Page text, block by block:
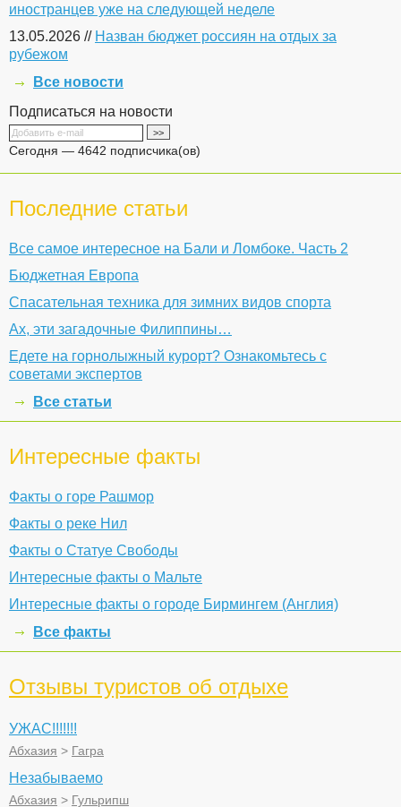
иностранцев уже на следующей неделе
13.05.2026 // Назван бюджет россиян на отдых за
рубежом
Все новости
Подписаться на новости
Сегодня — 4642 подписчика(ов)
Последние статьи
Все самое интересное на Бали и Ломбоке. Часть 2
Бюджетная Европа
Спасательная техника для зимних видов спорта
Ах, эти загадочные Филиппины…
Едете на горнолыжный курорт? Ознакомьтесь с
советами экспертов
Все статьи
Интересные факты
Факты о горе Рашмор
Факты о реке Нил
Факты о Статуе Свободы
Интересные факты о Мальте
Интересные факты о городе Бирмингем (Англия)
Все факты
Отзывы туристов об отдыхе
УЖАС!!!!!!!
Абхазия > Гагра
Незабываемо
Абхазия > Гульрипш